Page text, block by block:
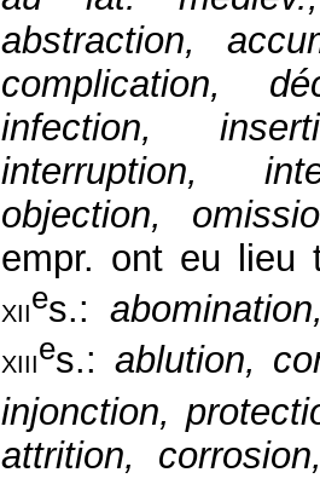
abstraction,
complication,
infection,
interruption,
objection,
empr. ont eu lieu
xiies.:
xiiies.: ablution,
injonction,
attrition,